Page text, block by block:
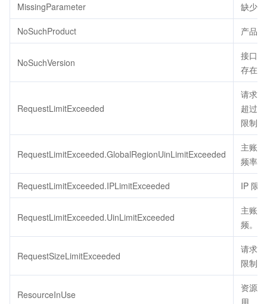
MissingParameter 缺少
NoSuchProduct 产品
NoSuchVersion
接口
存在。
RequestLimitExceeded
请求
超过
限制。
RequestLimitExceeded.GlobalRegionUinLimitExceeded
主账
频率
RequestLimitExceeded.IPLimitExceeded IP 限
RequestLimitExceeded.UinLimitExceeded
主账
频。
RequestSizeLimitExceeded
请求
限制
ResourceInUse
资源
用。